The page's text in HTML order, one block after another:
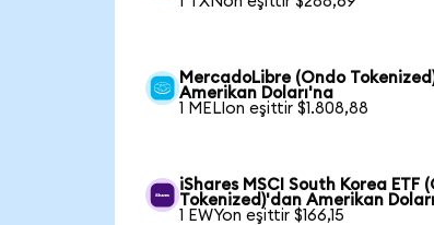
MercadoLibre (Ondo
Amerikan Doları'na
1 MELIon eşittir $1.808,88
iShares MSCI South Korea ETF
Tokenized)'dan Amerikan
1 EWYon eşittir $166,15